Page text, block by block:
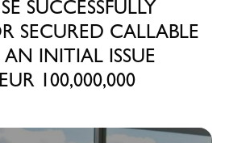
SUCCESSFULLY
SECURED CALLABLE
INITIAL ISSUE
100,000,000